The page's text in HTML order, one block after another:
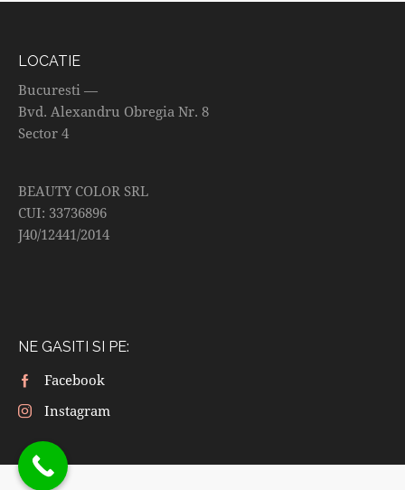
LOCATIE
Bucuresti —
Bvd. Alexandru Obregia Nr. 8
Sector 4
BEAUTY COLOR SRL
CUI: 33736896
J40/12441/2014
NE GASITI SI PE:
Facebook
Instagram